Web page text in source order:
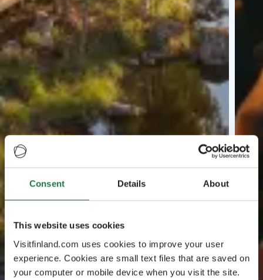
Consent Details About
This website uses cookies
Visitfinland.com uses cookies to improve your user
experience. Cookies are small text files that are saved on
your computer or mobile device when you visit the site.